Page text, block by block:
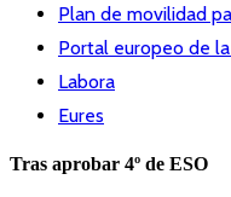
Plan de movilidad
Portal europeo de
Labora
Eures
Tras aprobar 4º de ESO